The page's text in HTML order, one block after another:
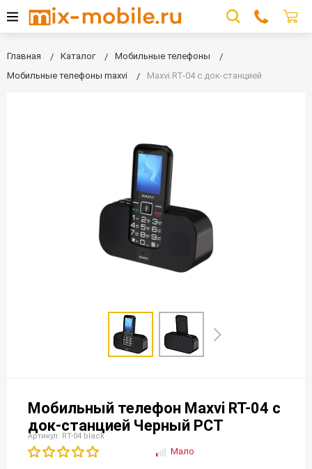
Главная Каталог
Мобильные телефоны
Мобильные телефоны maxvi
Maxvi RT-04 с док-станцией
Мобильный телефон Maxvi RT-04 с
док-станцией Черный РСТ
Артикул: RT-04 black
Мало